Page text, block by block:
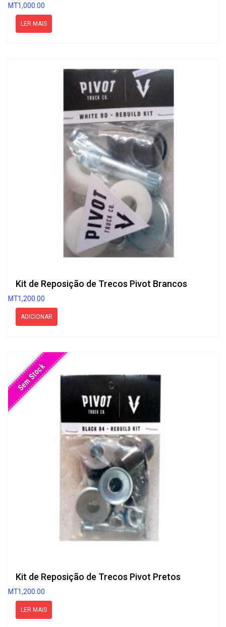
MT1,000.00
LER MAIS
Kit de Reposição de Trecos Pivot Brancos
MT1,200.00
ADICIONAR
Sem Stock
Kit de Reposição de Trecos Pivot Pretos
MT1,200.00
LER MAIS